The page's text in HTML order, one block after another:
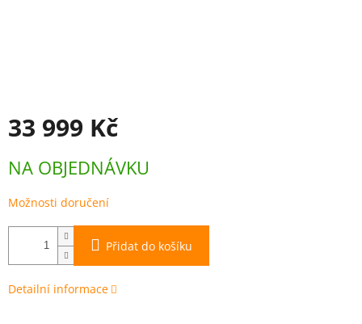
33 999 Kč
cena:
NA OBJEDNÁVKU
Možnosti doručení
Přidat do košíku
Detailní informace